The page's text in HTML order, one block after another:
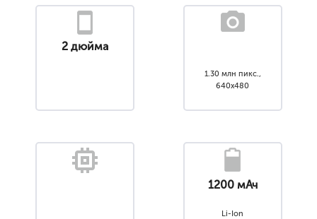
2 дюйма
1.30 млн пикс.,
640x480
1200 мАч
Li-Ion